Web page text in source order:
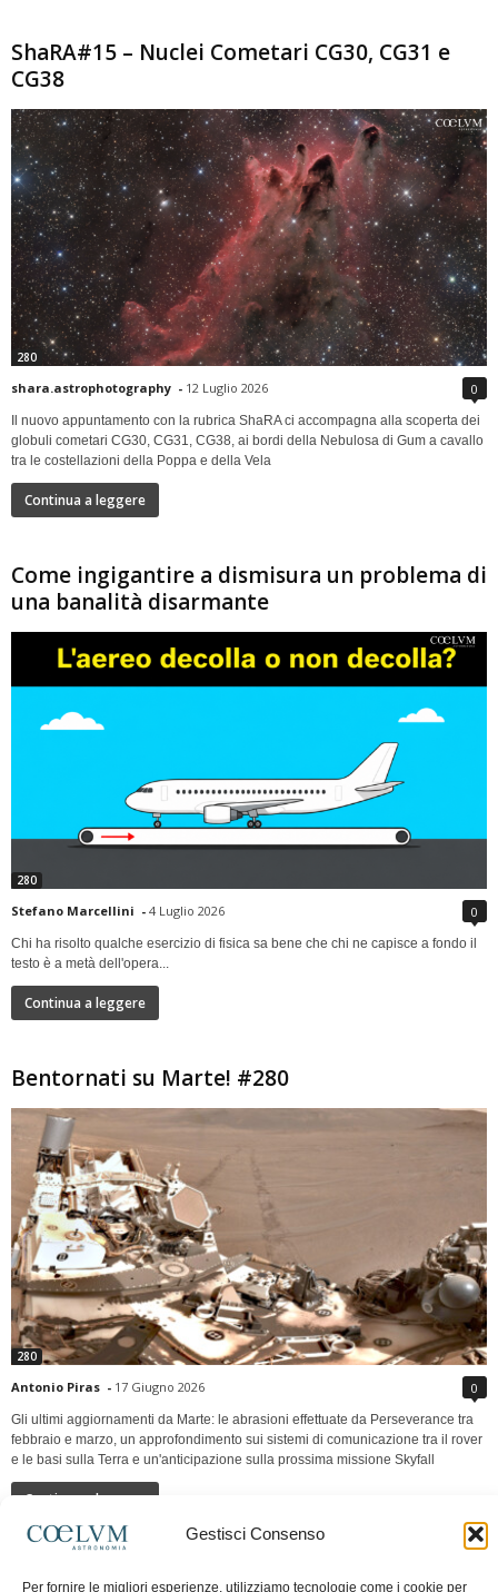
Gestisci Consenso
Per fornire le migliori esperienze, utilizziamo tecnologie come i cookie per
ShaRA#15 – Nuclei Cometari CG30, CG31 e
CG38
280
shara.astrophotography - 12 Luglio 2026 0
Il nuovo appuntamento con la rubrica ShaRA ci accompagna alla scoperta dei
globuli cometari CG30, CG31, CG38, ai bordi della Nebulosa di Gum a cavallo
tra le costellazioni della Poppa e della Vela
Continua a leggere
Come ingigantire a dismisura un problema di
una banalità disarmante
280
Stefano Marcellini - 4 Luglio 2026 0
Chi ha risolto qualche esercizio di fisica sa bene che chi ne capisce a fondo il
testo è a metà dell'opera...
Continua a leggere
Bentornati su Marte! #280
280
Antonio Piras - 17 Giugno 2026 0
Gli ultimi aggiornamenti da Marte: le abrasioni effettuate da Perseverance tra
febbraio e marzo, un approfondimento sui sistemi di comunicazione tra il rover
e le basi sulla Terra e un'anticipazione sulla prossima missione Skyfall
Continua a leggere